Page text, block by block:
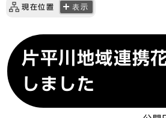
現在位置 表示
片平川地域連携
しました